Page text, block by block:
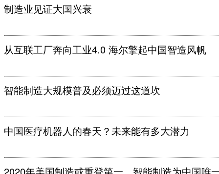
制造业见证大国兴衰
从互联工厂奔向工业4.0 海尔擎起中国智造风帆
智能制造大规模普及必须迈过这道坎
中国医疗机器人的春天？未来能有多大潜力